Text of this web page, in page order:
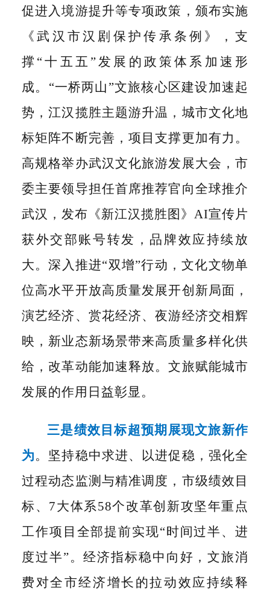
促进入境游提升等专项政策，颁布实施
《武汉市汉剧保护传承条例》， 支
撑“十五五 ”发展的政策体系加速形
成。 “一桥两山”文旅核心区建设加速起
势，江汉揽胜主题游升温，城市文化地
标矩阵不断完善，项目支撑更加有力。
高规格举办武汉文化旅游发展大会，市
委主要领导担任首席推荐官向全球推介
武汉，发布《新江汉揽胜图》AI宣传片
获外交部账号转发，品牌效应持续放
大。深入推进“双增”行动，文化文物单
位高水平开放高质量发展开创新局面 ，
演艺经济、赏花经济、夜游经济交相辉
映，新业态新场景带来高质量多样化供
给， 改革动能加速释放。文旅赋能城市
发展的作用日益彰显。
三是绩效目标超预期展现文旅新作
为。 坚持稳中求进、以进促稳，强化全
过程动态监测与精准调度，市级绩效目
标、 7大体系58个改革创新攻坚年重点
工作项目全部提前实现“时间过半、进
度过半”。经济指标稳中向好，文旅消
费对全市经济增长的拉动效应持续释